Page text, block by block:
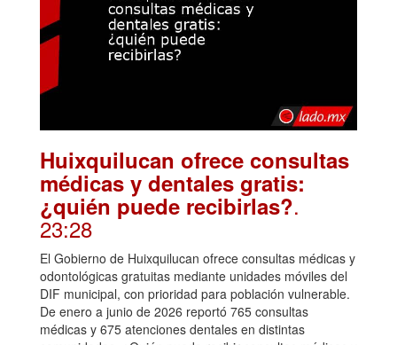
Huixquilucan ofrece consultas
médicas y dentales gratis:
¿quién puede recibirlas?.
23:28
El Gobierno de Huixquilucan ofrece consultas médicas y
odontológicas gratuitas mediante unidades móviles del
DIF municipal, con prioridad para población vulnerable.
De enero a junio de 2026 reportó 765 consultas
médicas y 675 atenciones dentales en distintas